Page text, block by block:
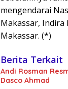
mengendarai
Makassar, Indira
Makassar. (*)
Berita Terkait
Andi Rosman
Dasco Ahmad